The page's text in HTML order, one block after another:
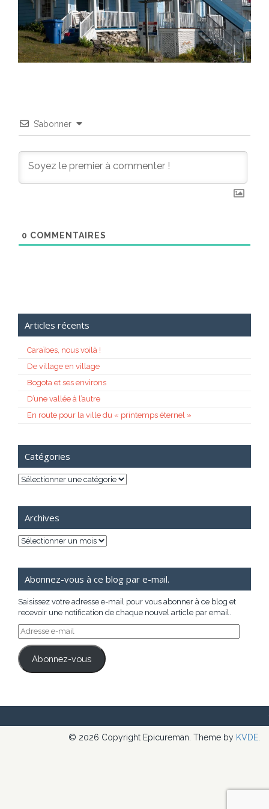
S’abonner
0 COMMENTAIRES
Articles récents
Caraïbes, nous voilà !
De village en village
Bogota et ses environs
D’une vallée à l’autre
En route pour la ville du « printemps éternel »
Catégories
Catégories
Archives
Archives
Abonnez-vous à ce blog par e-mail.
Saisissez votre adresse e-mail pour vous abonner à ce blog et
recevoir une notification de chaque nouvel article par email.
Adresse
e-
mail
Abonnez-vous
© 2026 Copyright Epicureman. Theme by KVDE.